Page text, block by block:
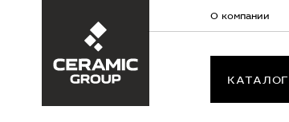
О компании
КАТАЛОГ